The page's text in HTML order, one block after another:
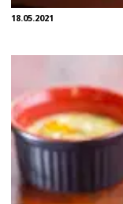
18.05.2021